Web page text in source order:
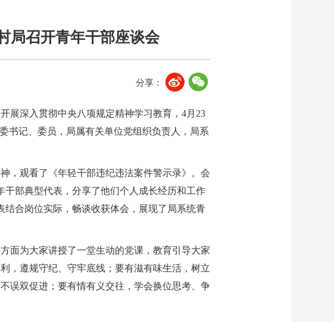
局召开青年干部座谈会
分享：
展深入贯彻中央八项规定精神学习教育，4月23
书记、委员，局属有关单位党组织负责人，局系
，观看了《年轻干部违纪违法案件警示录》。会
部典型代表，分享了他们个人成长经历和工作
合岗位实际，畅谈收获体会，展现了局系统青
面为大家讲授了一堂生动的党课，教育引导大家
，遵规守纪、守牢底线；要有滋有味生活，树立
误双促进；要有情有义交往，学会换位思考、争